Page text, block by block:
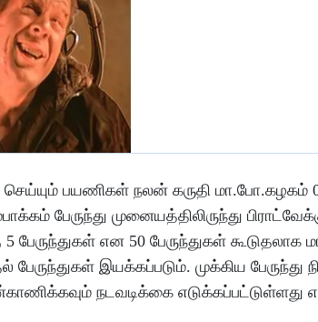
பயணிகள் நலன் கருதி மா.போ.கழகம்
பேருந்து முனையத்திலிருந்து
5 பேருந்துகள் என 50 பேருந்துகள்
இயக்கப்படும். முக்கிய
நடவடிக்கை எடுக்கப்பட்டுள்ளது